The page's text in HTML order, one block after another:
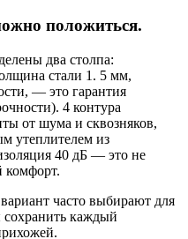
положиться.
два столпа:
стали 1. 5 мм,
— это гарантия
4 контура
от шума и сквозняков,
утеплителем из
40 дБ — это не
комфорт.
часто выбирают для
каждый